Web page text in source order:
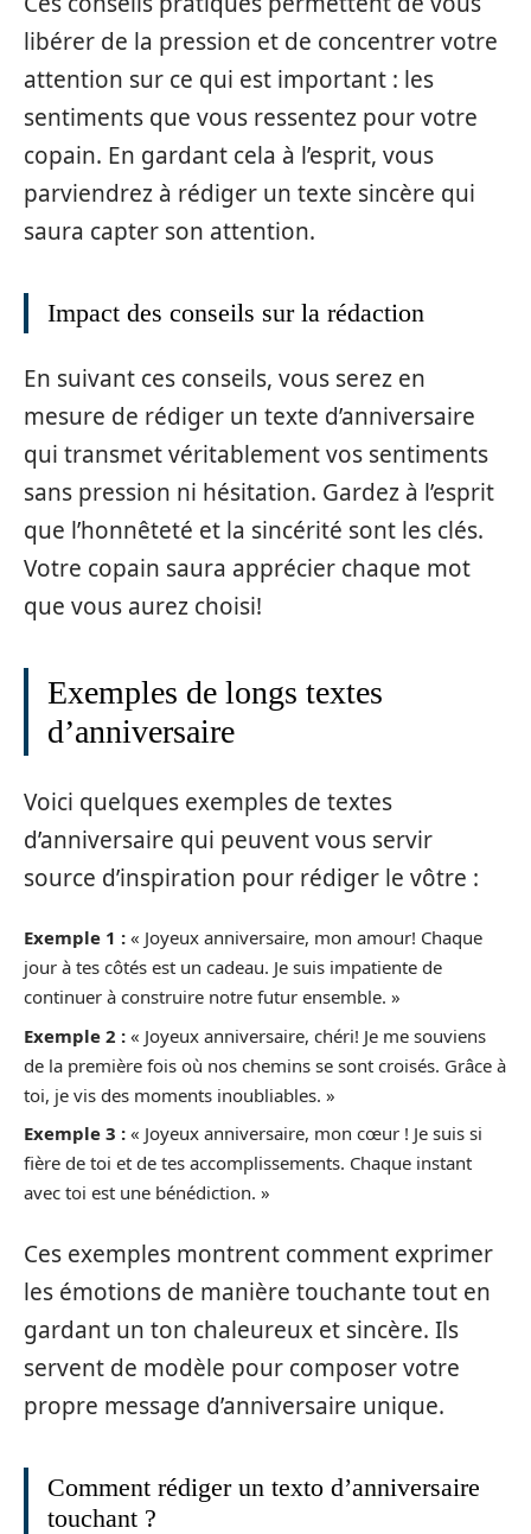
libérer de la pression et de concentrer votre
attention sur ce qui est important : les
sentiments que vous ressentez pour votre
copain. En gardant cela à l’esprit, vous
parviendrez à rédiger un texte sincère qui
saura capter son attention.
Impact des conseils sur la rédaction
En suivant ces conseils, vous serez en
mesure de rédiger un texte d’anniversaire
qui transmet véritablement vos sentiments
sans pression ni hésitation. Gardez à l’esprit
que l’honnêteté et la sincérité sont les clés.
Votre copain saura apprécier chaque mot
que vous aurez choisi!
Exemples de longs textes
d’anniversaire
Voici quelques exemples de textes
d’anniversaire qui peuvent vous servir
source d’inspiration pour rédiger le vôtre :
Exemple 1 : « Joyeux anniversaire, mon amour! Chaque
jour à tes côtés est un cadeau. Je suis impatiente de
continuer à construire notre futur ensemble. »
Exemple 2 : « Joyeux anniversaire, chéri! Je me souviens
de la première fois où nos chemins se sont croisés. Grâce à
toi, je vis des moments inoubliables. »
Exemple 3 : « Joyeux anniversaire, mon cœur ! Je suis si
fière de toi et de tes accomplissements. Chaque instant
avec toi est une bénédiction. »
Ces exemples montrent comment exprimer
les émotions de manière touchante tout en
gardant un ton chaleureux et sincère. Ils
servent de modèle pour composer votre
propre message d’anniversaire unique.
Comment rédiger un texto d’anniversaire
touchant ?